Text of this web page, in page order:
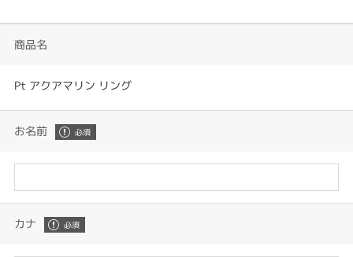
商品名
Pt アクアマリン リング
お名前
カナ